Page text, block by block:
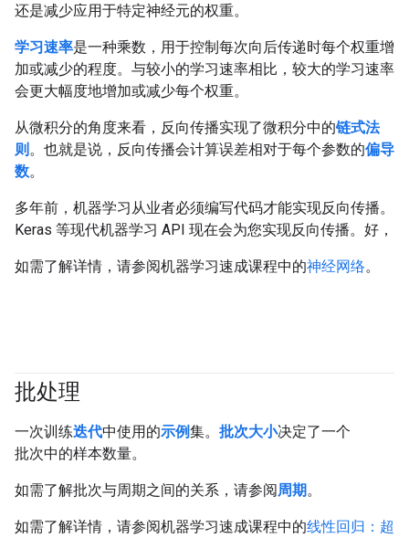
还是减少应用于特定神经元的权重。
学习速率是一种乘数，用于控制每次向后传递时每个权重增
加或减少的程度。与较小的学习速率相比，较大的学习速率
会更大幅度地增加或减少每个权重。
从微积分的角度来看，反向传播实现了微积分中的链式法
则 。也就是说，反向传播会计算误差相对于每个参数的偏导
数。
多年前，机器学习从业者必须编写代码才能实现反向传播。
Keras 等现代机器学习 API 现在会为您实现反向传播。好，
如需了解详情，请参阅机器学习速成课程中的神经网络。
批处理
一次训练迭代中使用的示例集。 批次大小决定了一个
批次中的样本数量。
如需了解批次与周期之间的关系，请参阅周期。
如需了解详情，请参阅机器学习速成课程中的线性回归：超